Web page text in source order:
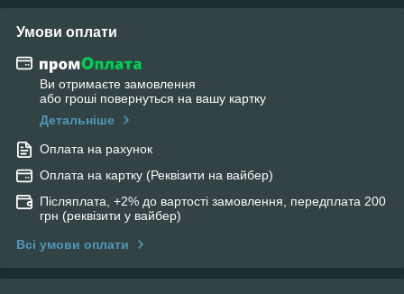
Умови оплати
Ви отримаєте замовлення
або гроші повернуться на вашу картку
Детальніше
Оплата на рахунок
Оплата на картку (Реквізити на вайбер)
Післяплата, +2% до вартості замовлення, передплата 200
грн (реквізити у вайбер)
Всі умови оплати